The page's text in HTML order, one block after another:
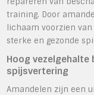
training. Door
lichaam voorzien
sterke en gezonde
Hoog vezelgehalte
spijsvertering
Amandelen zijn een